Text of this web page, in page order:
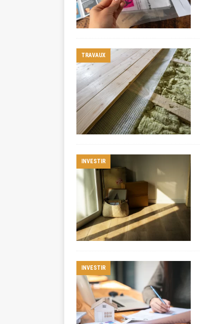
TRAVAUX
INVESTIR
INVESTIR